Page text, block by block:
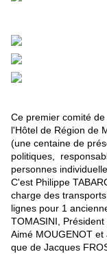
Ce premier comité
l'Hôtel de Région de
(une centaine de
politiques,
personnes
C'est Philippe
charge des
lignes pour 1
TOMASINI,
Aimé MOUGENOT
que de Jacques